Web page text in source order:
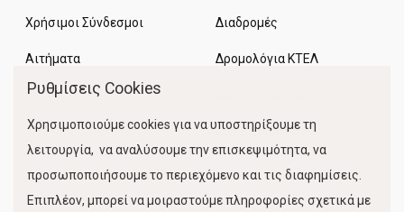
Χρήσιμοι Σύνδεσμοι
Αιτήματα
Διαδρομές
Δρομολόγια ΚΤΕΛ
Κίνηση Λιμένος
Ρυθμίσεις Cookies
Χρησιμοποιούμε cookies για να υποστηρίξουμε τη
λειτουργία, να αναλύσουμε την επισκεψιμότητα, να
προσωποποιήσουμε το περιεχόμενο και τις διαφημίσεις.
Επιπλέον, μπορεί να μοιραστούμε πληροφορίες σχετικά με